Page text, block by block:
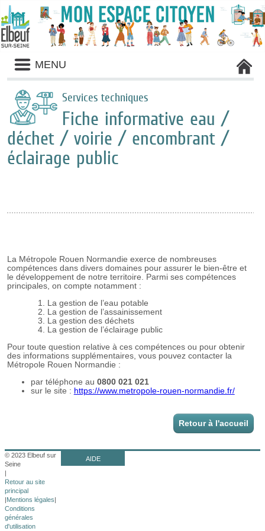
Liste
des
avertissements
MENU
Services techniques
Fiche informative eau /
déchet / voirie / encombrant /
éclairage public
Retour à l'accueil
© 2023 Elbeuf sur
Seine
|
Retour au site
principal
|Mentions légales|
Conditions
générales
d'utilisation
AIDE